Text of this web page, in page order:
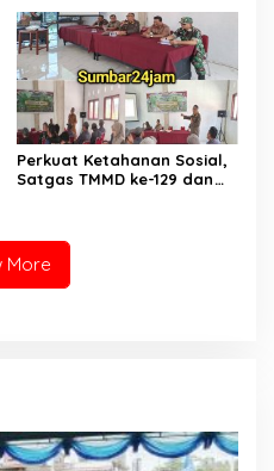
Perkuat Ketahanan Sosial,
Satgas TMMD ke-129 dan
More